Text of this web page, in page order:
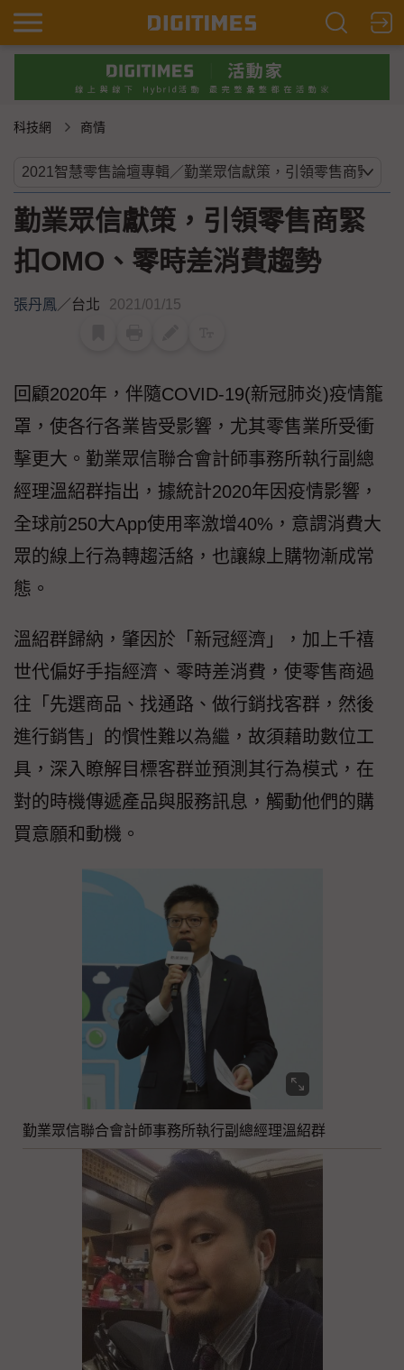
科技網 商情
勤業眾信獻策，引領零售商緊
扣OMO、零時差消費趨勢
張丹鳳／台北 2021/01/15
回顧2020年，伴隨COVID-19(新冠肺炎)疫情籠
罩，使各行各業皆受影響，尤其零售業所受衝
擊更大。勤業眾信聯合會計師事務所執行副總
經理溫紹群指出，據統計2020年因疫情影響，
全球前250大App使用率激增40%，意謂消費大
眾的線上行為轉趨活絡，也讓線上購物漸成常
態。
溫紹群歸納，肇因於「新冠經濟」，加上千禧
世代偏好手指經濟、零時差消費，使零售商過
往「先選商品、找通路、做行銷找客群，然後
進行銷售」的慣性難以為繼，故須藉助數位工
具，深入瞭解目標客群並預測其行為模式，在
對的時機傳遞產品與服務訊息，觸動他們的購
買意願和動機。
勤業眾信聯合會計師事務所執行副總經理溫紹群